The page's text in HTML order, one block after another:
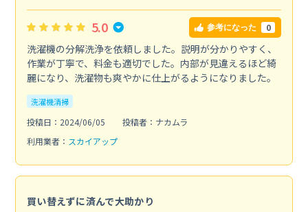
5.0 参考になった 0
洗濯機の分解洗浄を依頼しました。説明が分かりやすく、
作業が丁寧で、料金も適切でした。内部が見違えるほど綺
麗になり、洗濯物も爽やかに仕上がるようになりました。
洗濯機清掃
投稿日：2024/06/05
投稿者：ナカムラ
利用業者： スカイアップ
買い替えずに済んで大助かり